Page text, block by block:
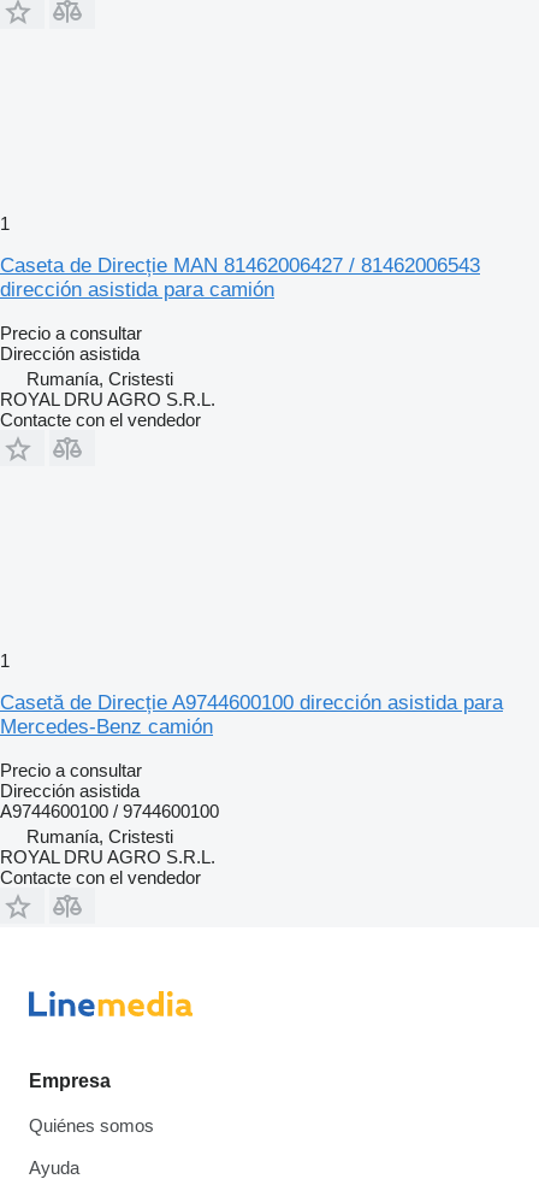
1
Caseta de Direcție MAN 81462006427 / 81462006543
dirección asistida para camión
Precio a consultar
Dirección asistida
Rumanía, Cristesti
ROYAL DRU AGRO S.R.L.
Contacte con el vendedor
1
Casetă de Direcție A9744600100 dirección asistida para
Mercedes-Benz camión
Precio a consultar
Dirección asistida
A9744600100 / 9744600100
Rumanía, Cristesti
ROYAL DRU AGRO S.R.L.
Contacte con el vendedor
Empresa
Quiénes somos
Ayuda